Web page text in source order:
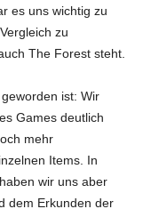
es uns wichtig zu
zu
The Forest steht.
ist: Wir
Games deutlich
mehr
Items. In
wir uns aber
dem Erkunden der